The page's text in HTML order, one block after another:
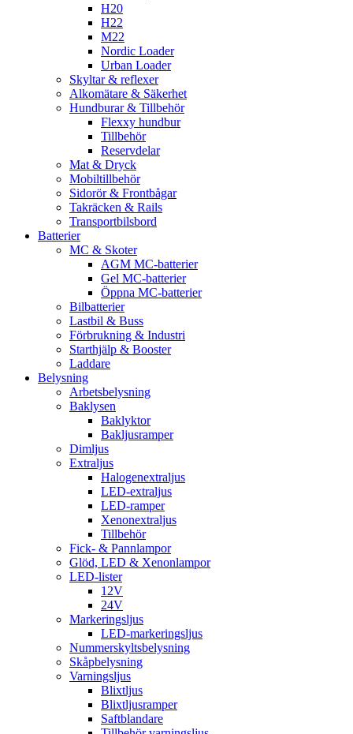
H20
H22
M22
Nordic Loader
Urban Loader
Skyltar & reflexer
Alkomätare & Säkerhet
Hundburar & Tillbehör
Flexxy hundbur
Tillbehör
Reservdelar
Mat & Dryck
Mobiltillbehör
Sidorör & Frontbågar
Takräcken & Rails
Transportbilsbord
Batterier
MC & Skoter
AGM MC-batterier
Gel MC-batterier
Öppna MC-batterier
Bilbatterier
Lastbil & Buss
Förbrukning & Industri
Starthjälp & Booster
Laddare
Belysning
Arbetsbelysning
Baklysen
Baklyktor
Bakljusramper
Dimljus
Extraljus
Halogenextraljus
LED-extraljus
LED-ramper
Xenonextraljus
Tillbehör
Fick- & Pannlampor
Glöd, LED & Xenonlampor
LED-lister
12V
24V
Markeringsljus
LED-markeringsljus
Nummerskyltsbelysning
Skåpbelysning
Varningsljus
Blixtljus
Blixtljusramper
Saftblandare